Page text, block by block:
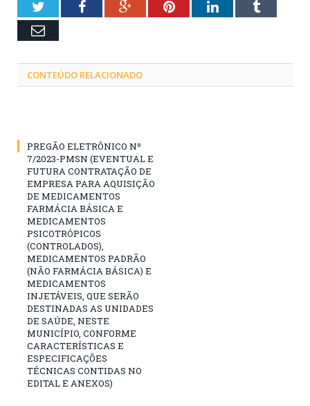
TwitterFacebookGoogle+PinterestLinkedInTumblr
Email
CONTEÚDO RELACIONADO
PREGÃO ELETRÔNICO Nº
7/2023-PMSN (EVENTUAL E
FUTURA CONTRATAÇÃO DE
EMPRESA PARA AQUISIÇÃO
DE MEDICAMENTOS
FARMÁCIA BÁSICA E
MEDICAMENTOS
PSICOTRÓPICOS
(CONTROLADOS),
MEDICAMENTOS PADRÃO
(NÃO FARMÁCIA BÁSICA) E
MEDICAMENTOS
INJETÁVEIS, QUE SERÃO
DESTINADAS AS UNIDADES
DE SAÚDE, NESTE
MUNICÍPIO, CONFORME
CARACTERÍSTICAS E
ESPECIFICAÇÕES
TÉCNICAS CONTIDAS NO
EDITAL E ANEXOS)